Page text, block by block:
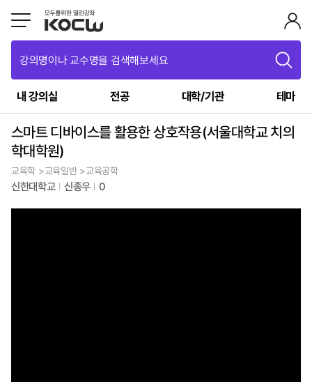
강의명이나 교수명을 검색해보세요
내 강의실 전공 대학/기관 테마
스마트 디바이스를 활용한 상호작용(서울대학교 치의
학대학원)
교육학 >교육일반 >교육공학
신한대학교 신종우 0